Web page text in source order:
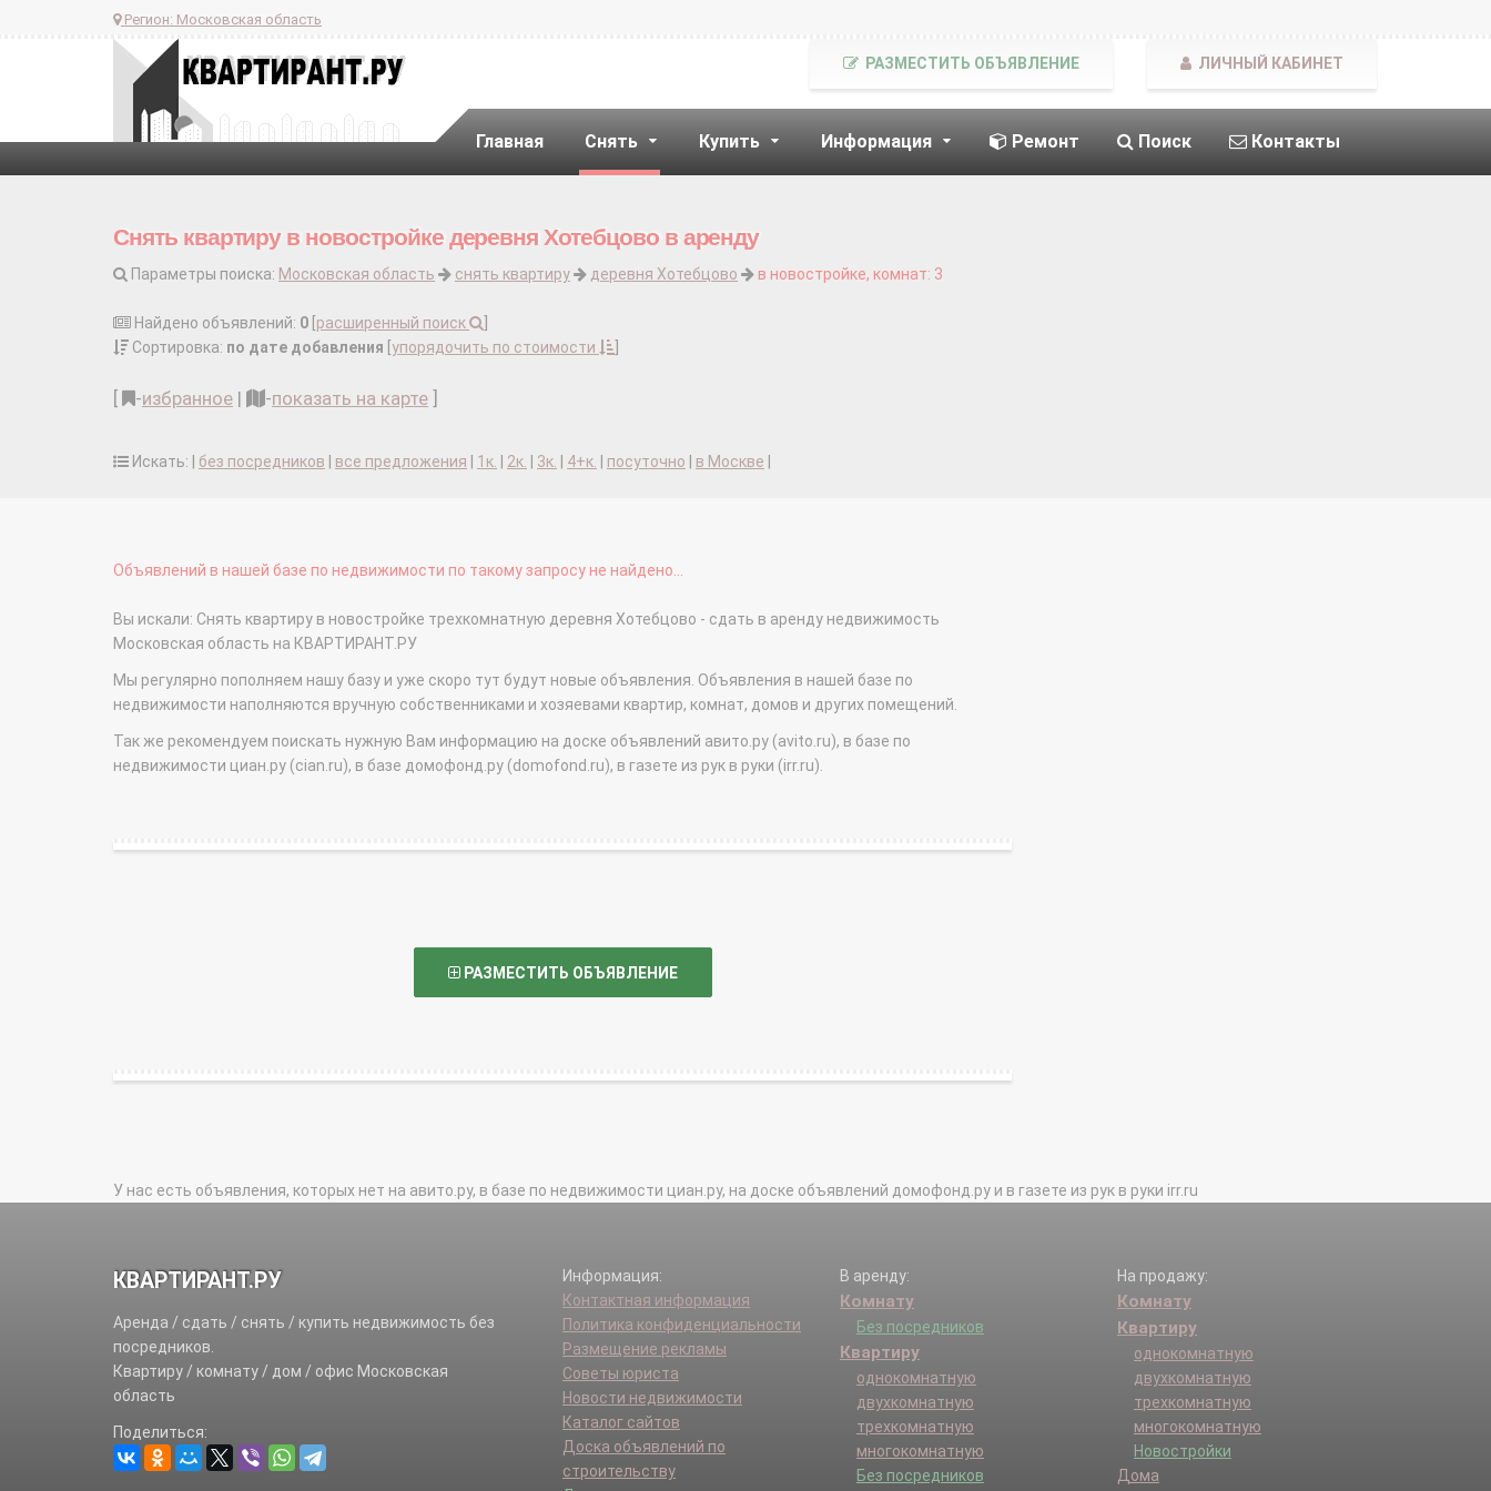
Регион: Московская область
Главная Снять Купить Информация Ремонт Поиск Контакты
РАЗМЕСТИТЬ ОБЪЯВЛЕНИЕ ЛИЧНЫЙ КАБИНЕТ
Снять квартиру в новостройке деревня Хотебцово в аренду
Параметры поиска: Московская область снять квартиру деревня Хотебцово в новостройке, комнат: 3
Найдено объявлений: 0 расширенный поиск
Сортировка: по дате добавления упорядочить по стоимости
-избранное | -показать на карте
Искать: | без посредников все предложения 1к. 2к. 3к. 4+к. посуточно в Москве
Объявлений в нашей базе по недвижимости по такому запросу не найдено...
Вы искали: Снять квартиру в новостройке трехкомнатную деревня Хотебцово - сдать в аренду недвижимость
Московская область на КВАРТИРАНТ.РУ
Мы регулярно пополняем нашу базу и уже скоро тут будут новые объявления. Объявления в нашей базе по
недвижимости наполняются вручную собственниками и хозяевами квартир, комнат, домов и других помещений.
Так же рекомендуем поискать нужную Вам информацию на доске объявлений авито.ру (avito.ru), в базе по
недвижимости циан.ру (cian.ru), в базе домофонд.ру (domofond.ru), в газете из рук в руки (irr.ru).
РАЗМЕСТИТЬ ОБЪЯВЛЕНИЕ
У нас есть объявления, которых нет на авито.ру, в базе по недвижимости циан.ру, на доске объявлений домофонд.ру и в газете из рук в руки irr.ru
КВАРТИРАНТ.РУ
Аренда / сдать / снять / купить недвижимость без
посредников.
Квартиру / комнату / дом / офис Московская
область
Поделиться:
Информация:
Контактная информация
Политика конфиденциальности
Размещение рекламы
Советы юриста
Новости недвижимости
Каталог сайтов
Доска объявлений по
строительству
В аренду:
Комнату
Без посредников
Квартиру
однокомнатную
двухкомнатную
трехкомнатную
многокомнатную
Без посредников
На продажу:
Комнату
Квартиру
однокомнатную
двухкомнатную
трехкомнатную
многокомнатную
Новостройки
Дома